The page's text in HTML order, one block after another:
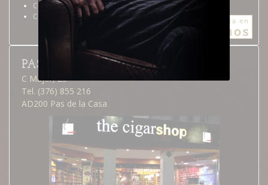
Calendari botiga
Com arribar
PAS DE LA CASA
C Major, 23
Tel. (376) 855 216
AD200 Pas de la Casa